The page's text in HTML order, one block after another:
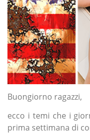
Buongiorno ragazzi,
ecco i temi che i
prima settimana di